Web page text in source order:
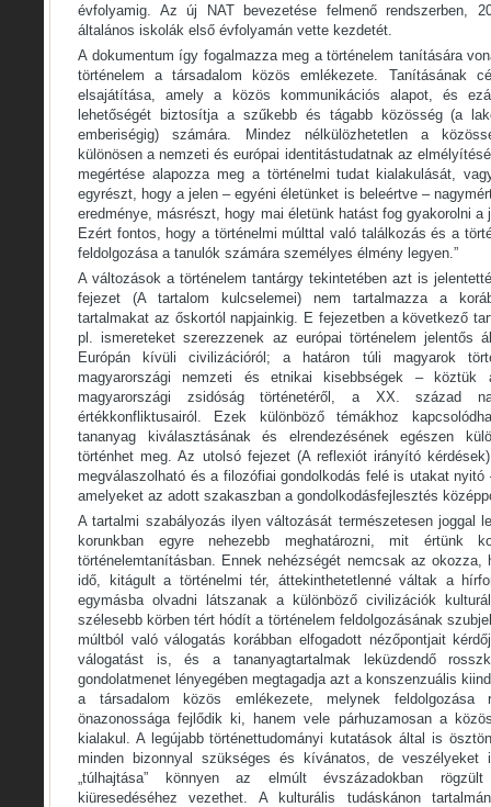
évfolyamig. Az új NAT bevezetése felmenő rendszerben,
általános iskolák első évfolyamán vette kezdetét.
A dokumentum így fogalmazza meg a történelem tanítására
történelem a társadalom közös emlékezete. Tanításának
elsajátítása, amely a közös kommunikációs alapot, és
lehetőségét biztosítja a szűkebb és tágabb közösség (a
emberiségig) számára. Mindez nélkülözhetetlen a
különösen a nemzeti és európai identitástudatnak az
megértése alapozza meg a történelmi tudat kialakulását,
egyrészt, hogy a jelen – egyéni életünket is beleértve –
eredménye, másrészt, hogy mai életünk hatást fog gyakorolni
Ezért fontos, hogy a történelmi múlttal való találkozás és a
feldolgozása a tanulók számára személyes élmény legyen.”
A változások a történelem tantárgy tekintetében azt is
fejezet (A tartalom kulcselemei) nem tartalmazza a
tartalmakat az őskortól napjainkig. E fejezetben a következő
pl. ismereteket szerezzenek az európai történelem jelentős
Európán kívüli civilizációról; a határon túli magyarok
magyarországi nemzeti és etnikai kisebbségek –
magyarországi zsidóság történetéről, a XX. század
értékkonfliktusairól. Ezek különböző témákhoz
tananyag kiválasztásának és elrendezésének egészen
történhet meg. Az utolsó fejezet (A reflexiót irányító
megválaszolható és a filozófiai gondolkodás felé is utakat
amelyeket az adott szakaszban a gondolkodásfejlesztés
A tartalmi szabályozás ilyen változását természetesen joggal
korunkban egyre nehezebb meghatározni, mit értünk
történelemtanításban. Ennek nehézségét nemcsak az okozza,
idő, kitágult a történelmi tér, áttekinthetetlenné váltak a
egymásba olvadni látszanak a különböző civilizációk
szélesebb körben tért hódít a történelem feldolgozásának
múltból való válogatás korábban elfogadott nézőpontjait
válogatást is, és a tananyagtartalmak leküzdendő
gondolatmenet lényegében megtagadja azt a konszenzuális
a társadalom közös emlékezete, melynek
önazonossága fejlődik ki, hanem vele párhuzamosan a
kialakul. A legújabb történettudományi kutatások által is
minden bizonnyal szükséges és kívánatos, de veszélyeket
„túlhajtása” könnyen az elmúlt évszázadokban
kiüresedéséhez vezethet. A kulturális tudáskánon